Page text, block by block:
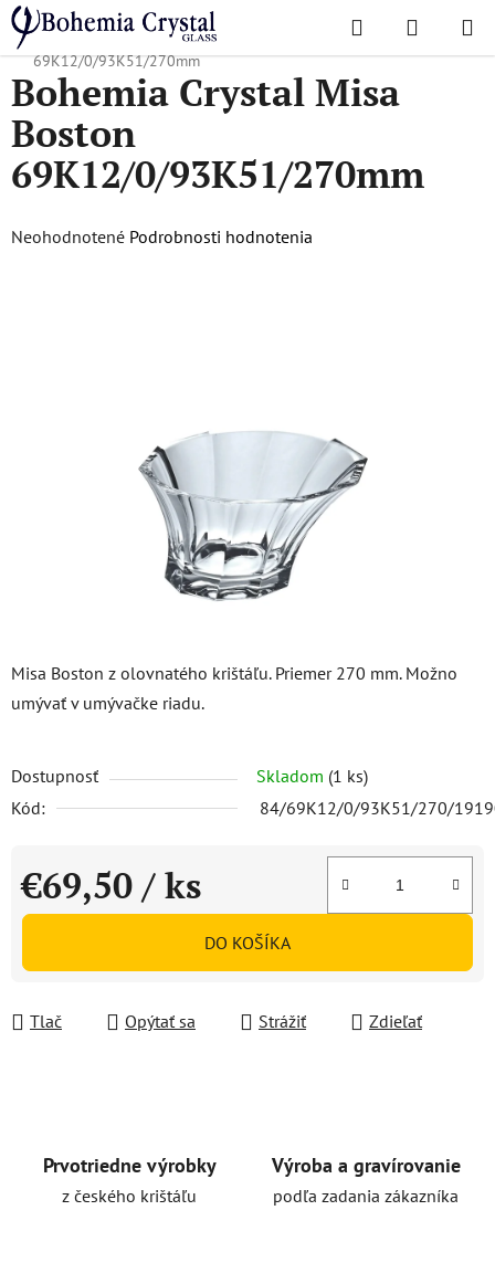
Prejsť
na
obsah
Hľadať
KOŠÍK
Domov
/ Obľúbené kolekcie / Boston
Bohemia Crystal Misa Boston
69K12/0/93K51/270mm
Misa Boston z olovnatého krištáľu. Priemer 270 mm. Možno
umývať v umývačke riadu.
Dostupnosť Skladom (1 ks)
Kód:
84/69K12/0/93K51/270/
€69,50 / ks
Jednotková cena:
DO KOŠÍKA
Tlač Opýtať sa Strážiť Zdieľať
Bohemia Crystal Misa
Boston
69K12/0/93K51/270mm
Priemerné
Neohodnotené Podrobnosti hodnotenia
Prvotriedne výrobky
z českého krištáľu
Výroba a gravírovanie
podľa zadania zákazníka